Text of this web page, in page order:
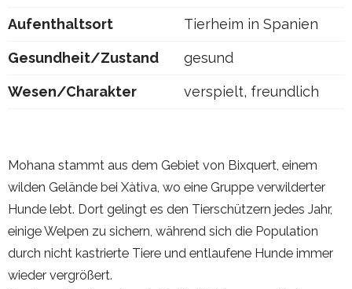
Aufenthaltsort Tierheim in Spanien
Gesundheit/Zustand gesund
Wesen/Charakter verspielt, freundlich
Mohana stammt aus dem Gebiet von Bixquert, einem
wilden Gelände bei Xàtiva, wo eine Gruppe verwilderter
Hunde lebt. Dort gelingt es den Tierschützern jedes Jahr,
einige Welpen zu sichern, während sich die Population
durch nicht kastrierte Tiere und entlaufene Hunde immer
wieder vergrößert.